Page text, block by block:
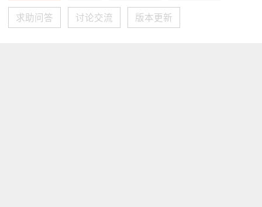
求助问答 讨论交流 版本更新